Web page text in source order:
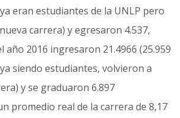
eran estudiantes de la UNLP pero
carrera) y egresaron 4.537,
año 2016 ingresaron 21.4966 (25.959
siendo estudiantes, volvieron a
y se graduaron 6.897
promedio real de la carrera de 8,17